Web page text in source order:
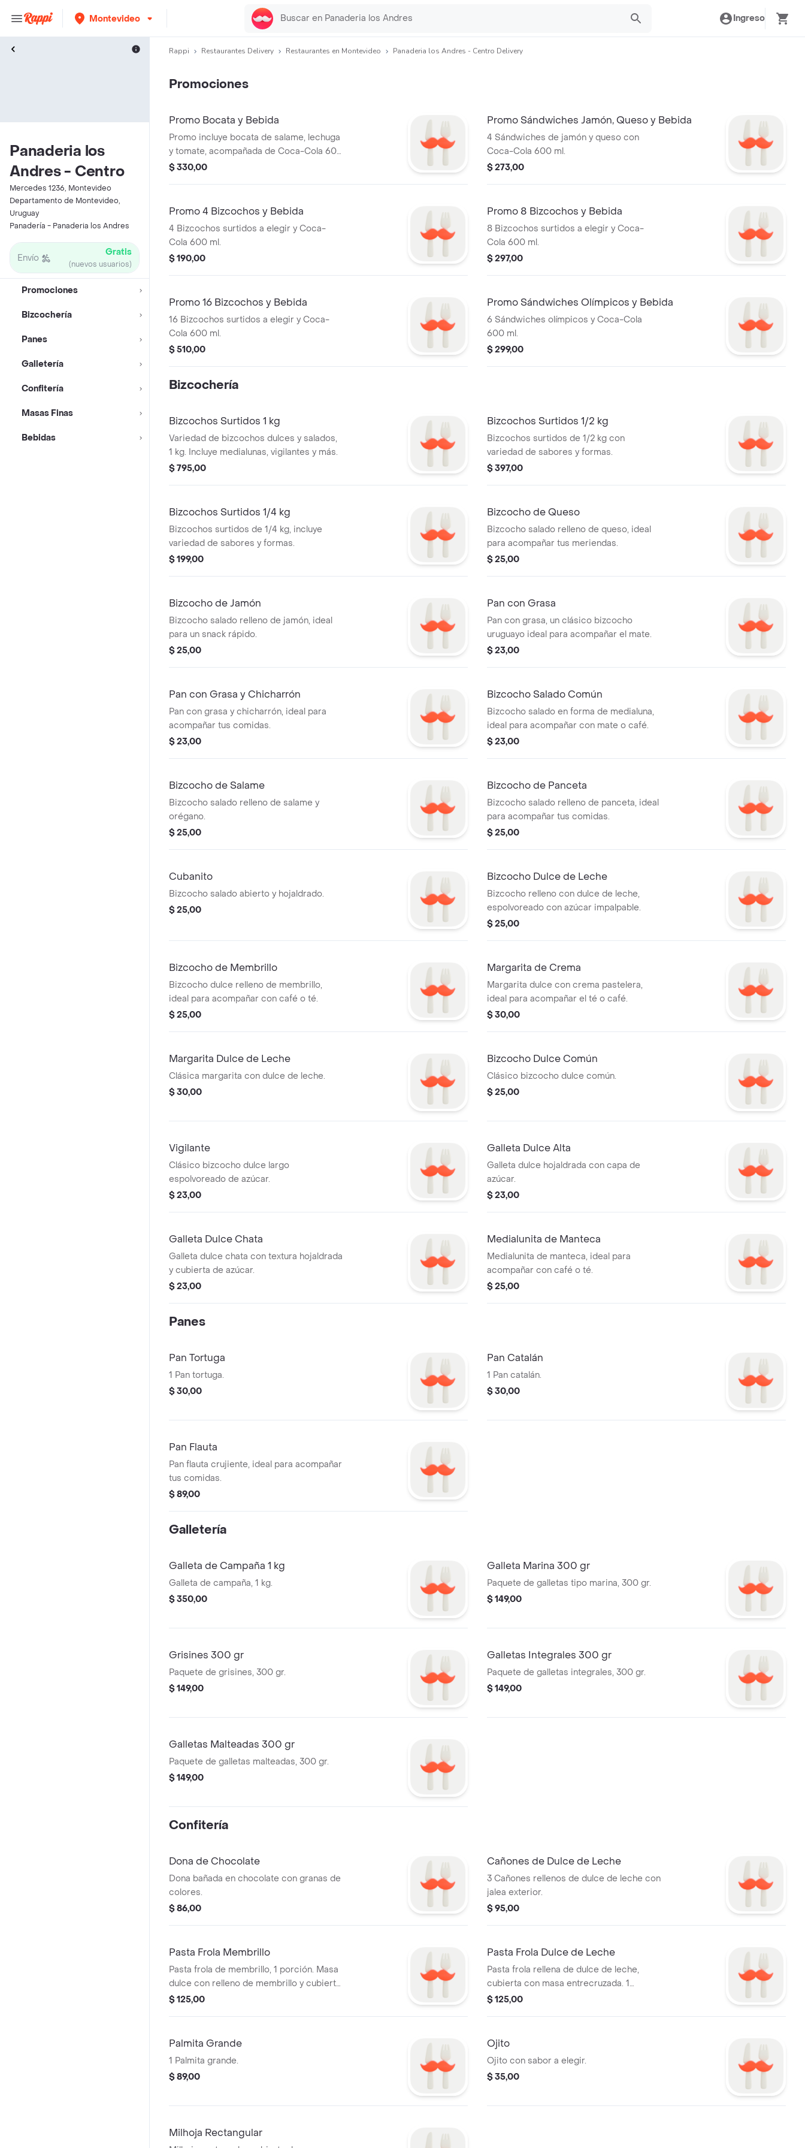
Montevideo Ingreso
Panaderia los
Andres - Centro
Mercedes 1236, Montevideo
Departamento de Montevideo,
Uruguay
Panadería - Panaderia los Andres
Envío Gratis
(nuevos usuarios)
Promociones
Bizcochería
Panes
Galletería
Confitería
Masas Finas
Bebidas
Rappi Restaurantes Delivery Restaurantes en Montevideo Panaderia los Andres - Centro Delivery
Promociones
Promo Bocata y Bebida
Promo incluye bocata de salame, lechuga
y tomate, acompañada de Coca-Cola 600
ml.
$ 330,00
Promo Sándwiches Jamón, Queso y Bebida
4 Sándwiches de jamón y queso con
Coca-Cola 600 ml.
$ 273,00
Promo 4 Bizcochos y Bebida
4 Bizcochos surtidos a elegir y Coca-
Cola 600 ml.
$ 190,00
Promo 8 Bizcochos y Bebida
8 Bizcochos surtidos a elegir y Coca-
Cola 600 ml.
$ 297,00
Promo 16 Bizcochos y Bebida
16 Bizcochos surtidos a elegir y Coca-
Cola 600 ml.
$ 510,00
Promo Sándwiches Olímpicos y Bebida
6 Sándwiches olímpicos y Coca-Cola
600 ml.
$ 299,00
Bizcochería
Bizcochos Surtidos 1 kg
Variedad de bizcochos dulces y salados,
1 kg. Incluye medialunas, vigilantes y más.
$ 795,00
Bizcochos Surtidos 1/2 kg
Bizcochos surtidos de 1/2 kg con
variedad de sabores y formas.
$ 397,00
Bizcochos Surtidos 1/4 kg
Bizcochos surtidos de 1/4 kg, incluye
variedad de sabores y formas.
$ 199,00
Bizcocho de Queso
Bizcocho salado relleno de queso, ideal
para acompañar tus meriendas.
$ 25,00
Bizcocho de Jamón
Bizcocho salado relleno de jamón, ideal
para un snack rápido.
$ 25,00
Pan con Grasa
Pan con grasa, un clásico bizcocho
uruguayo ideal para acompañar el mate.
$ 23,00
Pan con Grasa y Chicharrón
Pan con grasa y chicharrón, ideal para
acompañar tus comidas.
$ 23,00
Bizcocho Salado Común
Bizcocho salado en forma de medialuna,
ideal para acompañar con mate o café.
$ 23,00
Bizcocho de Salame
Bizcocho salado relleno de salame y
orégano.
$ 25,00
Bizcocho de Panceta
Bizcocho salado relleno de panceta, ideal
para acompañar tus comidas.
$ 25,00
Cubanito
Bizcocho salado abierto y hojaldrado.
$ 25,00
Bizcocho Dulce de Leche
Bizcocho relleno con dulce de leche,
espolvoreado con azúcar impalpable.
$ 25,00
Bizcocho de Membrillo
Bizcocho dulce relleno de membrillo,
ideal para acompañar con café o té.
$ 25,00
Margarita de Crema
Margarita dulce con crema pastelera,
ideal para acompañar el té o café.
$ 30,00
Margarita Dulce de Leche
Clásica margarita con dulce de leche.
$ 30,00
Bizcocho Dulce Común
Clásico bizcocho dulce común.
$ 25,00
Vigilante
Clásico bizcocho dulce largo
espolvoreado de azúcar.
$ 23,00
Galleta Dulce Alta
Galleta dulce hojaldrada con capa de
azúcar.
$ 23,00
Galleta Dulce Chata
Galleta dulce chata con textura hojaldrada
y cubierta de azúcar.
$ 23,00
Medialunita de Manteca
Medialunita de manteca, ideal para
acompañar con café o té.
$ 25,00
Panes
Pan Tortuga
1 Pan tortuga.
$ 30,00
Pan Catalán
1 Pan catalán.
$ 30,00
Pan Flauta
Pan flauta crujiente, ideal para acompañar
tus comidas.
$ 89,00
Galletería
Galleta de Campaña 1 kg
Galleta de campaña, 1 kg.
$ 350,00
Galleta Marina 300 gr
Paquete de galletas tipo marina, 300 gr.
$ 149,00
Grisines 300 gr
Paquete de grisines, 300 gr.
$ 149,00
Galletas Integrales 300 gr
Paquete de galletas integrales, 300 gr.
$ 149,00
Galletas Malteadas 300 gr
Paquete de galletas malteadas, 300 gr.
$ 149,00
Confitería
Dona de Chocolate
Dona bañada en chocolate con granas de
colores.
$ 86,00
Cañones de Dulce de Leche
3 Cañones rellenos de dulce de leche con
jalea exterior.
$ 95,00
Pasta Frola Membrillo
Pasta frola de membrillo, 1 porción. Masa
dulce con relleno de membrillo y cubierta
de tiras de masa.
$ 125,00
Pasta Frola Dulce de Leche
Pasta frola rellena de dulce de leche,
cubierta con masa entrecruzada. 1
porción.
$ 125,00
Palmita Grande
1 Palmita grande.
$ 89,00
Ojito
Ojito con sabor a elegir.
$ 35,00
Milhoja Rectangular